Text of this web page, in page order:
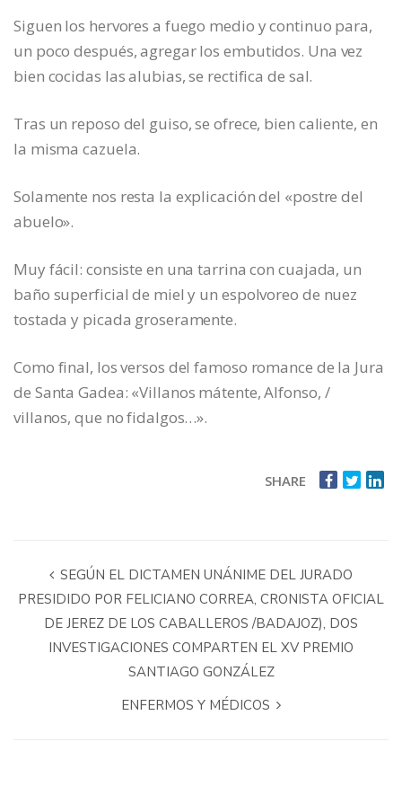
Siguen los hervores a fuego medio y continuo para,
un poco después, agregar los embutidos. Una vez
bien cocidas las alubias, se rectifica de sal.
Tras un reposo del guiso, se ofrece, bien caliente, en
la misma cazuela.
Solamente nos resta la explicación del «postre del
abuelo».
Muy fácil: consiste en una tarrina con cuajada, un
baño superficial de miel y un espolvoreo de nuez
tostada y picada groseramente.
Como final, los versos del famoso romance de la Jura
de Santa Gadea: «Villanos mátente, Alfonso, /
villanos, que no fidalgos…».
SHARE
SEGÚN EL DICTAMEN UNÁNIME DEL JURADO
PRESIDIDO POR FELICIANO CORREA, CRONISTA OFICIAL
DE JEREZ DE LOS CABALLEROS /BADAJOZ), DOS
INVESTIGACIONES COMPARTEN EL XV PREMIO
SANTIAGO GONZÁLEZ
ENFERMOS Y MÉDICOS